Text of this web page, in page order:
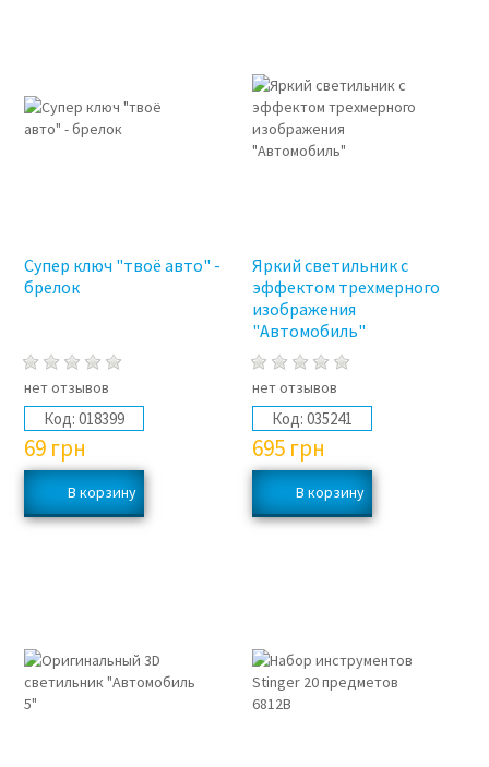
Супер ключ "твоё авто" -
брелок
нет отзывов
Код: 018399
69 грн
Яркий светильник с
эффектом трехмерного
изображения
"Автомобиль"
нет отзывов
Код: 035241
695 грн